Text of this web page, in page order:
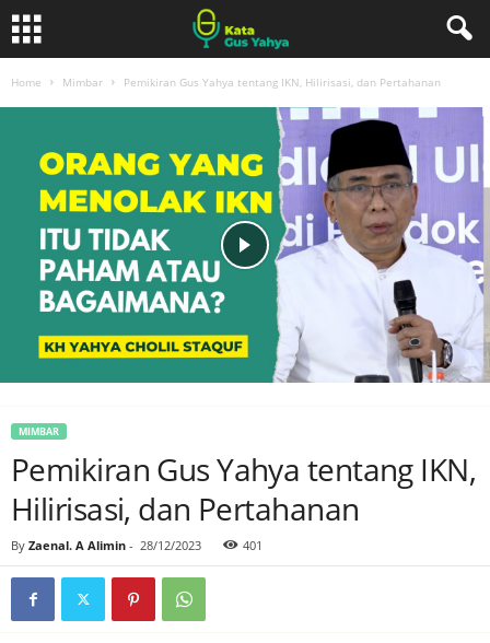
Home Mimbar Pemikiran Gus Yahya tentang IKN, Hilirisasi, dan Pertahanan
MIMBAR
Pemikiran Gus Yahya tentang IKN,
Hilirisasi, dan Pertahanan
By Zaenal. A Alimin - 28/12/2023 401